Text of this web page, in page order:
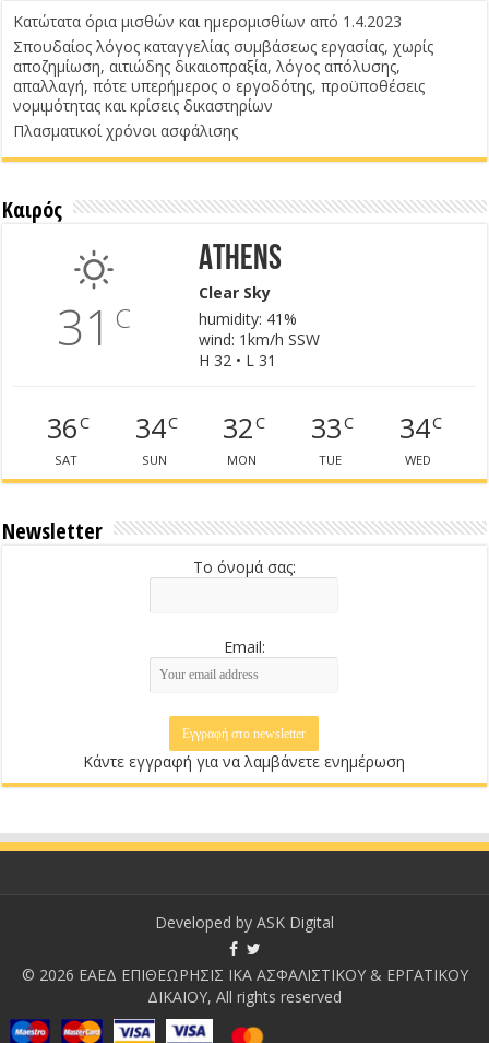
Κατώτατα όρια μισθών και ημερομισθίων από 1.4.2023
Σπουδαίος λόγος καταγγελίας συμβάσεως εργασίας, χωρίς
αποζημίωση, αιτιώδης δικαιοπραξία, λόγος απόλυσης,
απαλλαγή, πότε υπερήμερος ο εργοδότης, προϋποθέσεις
νομιμότητας και κρίσεις δικαστηρίων
Πλασματικοί χρόνοι ασφάλισης
Καιρός
31 C
Athens
Clear Sky
humidity: 41%
wind: 1km/h SSW
H 32 • L 31
36C
SAT
34C
SUN
32C
MON
33C
TUE
34C
WED
Newsletter
Το όνομά σας:
Email:
Κάντε εγγραφή για να λαμβάνετε ενημέρωση
Developed by ASK Digital
© 2026 ΕΑΕΔ ΕΠΙΘΕΩΡΗΣΙΣ ΙΚΑ ΑΣΦΑΛΙΣΤΙΚΟΥ & ΕΡΓΑΤΙΚΟΥ
ΔΙΚΑΙΟΥ, All rights reserved